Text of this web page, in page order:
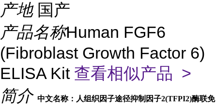
产地 国产
产品名称Human FGF6
(Fibroblast Growth Factor 6)
ELISA Kit 查看相似产品 >
简介 中文名称：人组织因子途径抑制因子2(TFPI2)酶联免